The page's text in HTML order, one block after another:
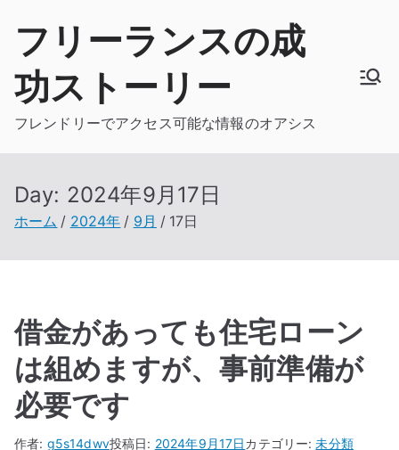
フリーランスの成
功ストーリー
フレンドリーでアクセス可能な情報のオアシス
Day: 2024年9月17日
ホーム 2024年 9月 17日
借金があっても住宅ローン
は組めますが、事前準備が
必要です
作者: g5s14dwv投稿日: 2024年9月17日カテゴリー:未分類